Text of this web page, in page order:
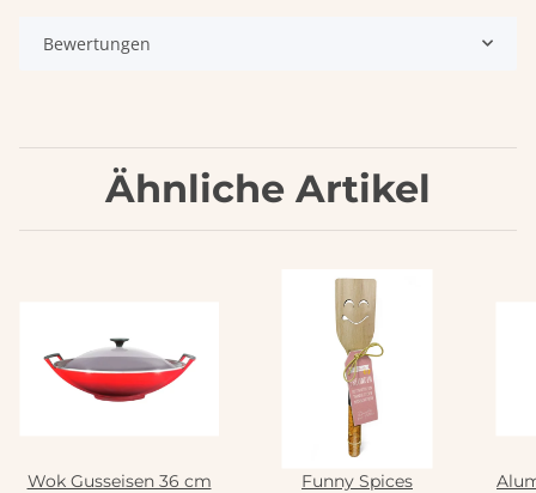
Bewertungen
Ähnliche Artikel
Wok Gusseisen 36 cm
Funny Spices